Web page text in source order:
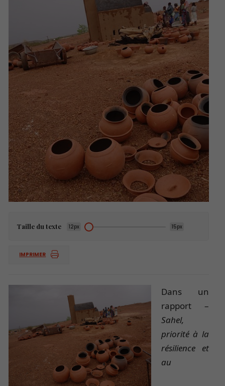
Taille du texte 12px 15px
IMPRIMER
Dans un
rapport –
Sahel,
priorité à la
résilience et
au